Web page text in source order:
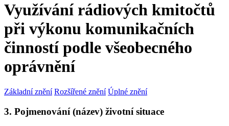
Využívání rádiových kmitočtů
při výkonu komunikačních
činností podle všeobecného
oprávnění
Základní znění Rozšířené znění Úplné znění
3. Pojmenování (název) životní situace